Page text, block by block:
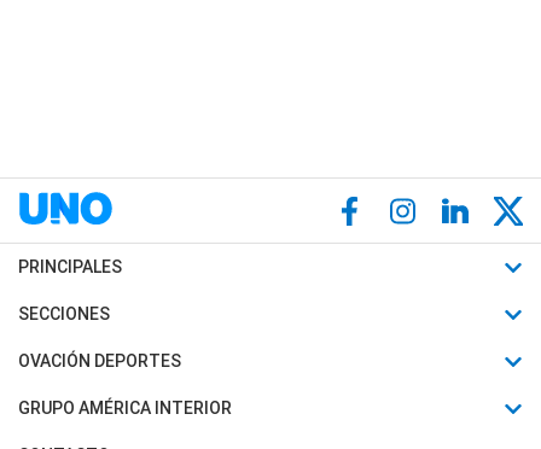
PRINCIPALES
Últimas Noticias
Política
SECCIONES
Horóscopo
Motores
OVACIÓN DEPORTES
Fútbol
GRUPO AMÉRICA INTERIOR